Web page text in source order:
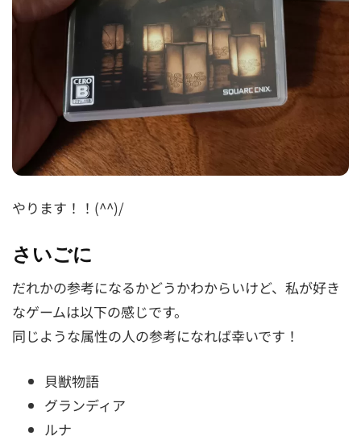
やります！！(^^)/
さいごに
だれかの参考になるかどうかわからいけど、私が好き
なゲームは以下の感じです。
同じような属性の人の参考になれば幸いです！
貝獣物語
グランディア
ルナ